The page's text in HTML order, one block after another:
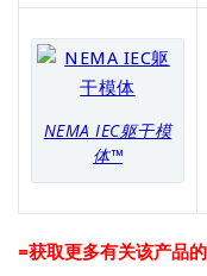
NEMA IEC躯干模
体™
=获取更多有关该产品